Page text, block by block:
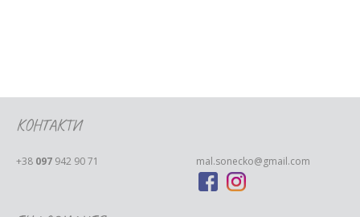
КОНТАКТИ
+38 097 942 90 71 mal.sonecko@gmail.com